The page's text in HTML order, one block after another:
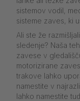
sistemov vodil,
sisteme zaves, ki
Ali ste že
sledenje? Naša
zavese v
motorizirane
trakove lahko
namestite v
lahko namestite